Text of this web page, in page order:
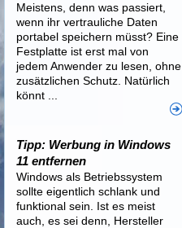
Meistens, denn was passiert,
wenn ihr vertrauliche Daten
portabel speichern müsst? Eine
Festplatte ist erst mal von
jedem Anwender zu lesen, ohne
zusätzlichen Schutz. Natürlich
könnt ...
Tipp: Werbung in Windows
11 entfernen
Windows als Betriebssystem
sollte eigentlich schlank und
funktional sein. Ist es meist
auch, es sei denn, Hersteller